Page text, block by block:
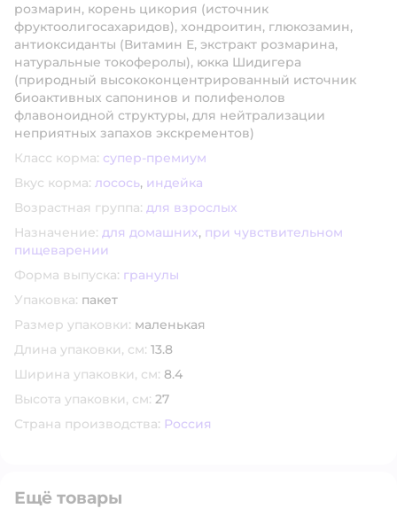
розмарин, корень цикория (источник
фруктоолигосахаридов), хондроитин, глюкозамин,
антиоксиданты (Витамин Е, экстракт розмарина,
натуральные токоферолы), юкка Шидигера
(природный высококонцентрированный источник
биоактивных сапонинов и полифенолов
флавоноидной структуры, для нейтрализации
неприятных запахов экскрементов)
Класс корма: супер-премиум
Вкус корма: лосось, индейка
Возрастная группа: для взрослых
Назначение: для домашних, при чувствительном
пищеварении
Форма выпуска: гранулы
Упаковка: пакет
Размер упаковки: маленькая
Длина упаковки, см: 13.8
Ширина упаковки, см: 8.4
Высота упаковки, см: 27
Страна производства: Россия
Ещё товары